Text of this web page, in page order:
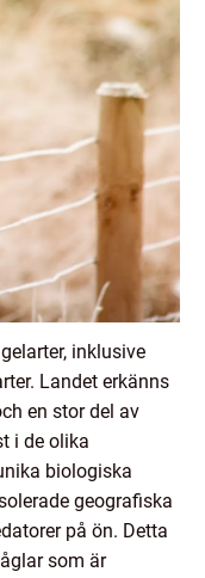
inklusive
Landet erkänns
en stor del av
i de olika
biologiska
geografiska
på ön. Detta
som är